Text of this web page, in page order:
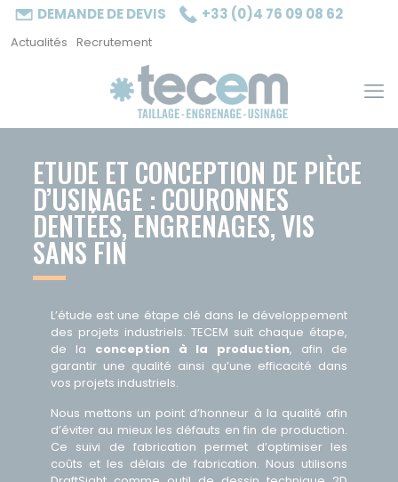
Actualités Recrutement
DEMANDE DE DEVIS +33 (0)4 76 09 08 62
ETUDE ET CONCEPTION DE PIÈCE
D’USINAGE : COURONNES
DENTÉES, ENGRENAGES, VIS
SANS FIN
L’étude est une étape clé dans le développement
des projets industriels. TECEM suit chaque étape,
de la conception à la production, afin de
garantir une qualité ainsi qu’une efficacité dans
vos projets industriels.
Nous mettons un point d’honneur à la qualité afin
d’éviter au mieux les défauts en fin de production.
Ce suivi de fabrication permet d’optimiser les
coûts et les délais de fabrication. Nous utilisons
Cookies management panel